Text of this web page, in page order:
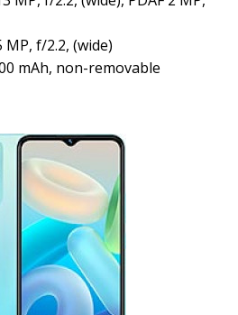
MP, f/2.2, (wide)
mAh, non-removable